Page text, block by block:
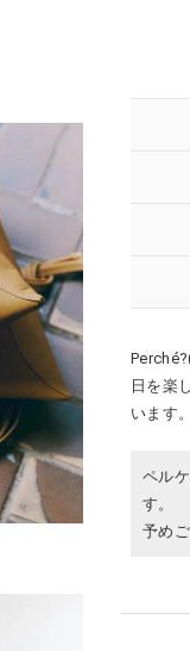
日を楽
います。
ペル
す。
予め